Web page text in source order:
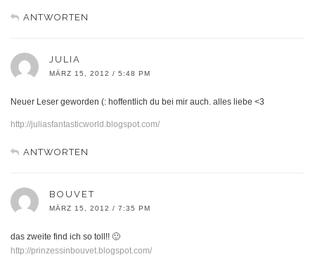
ANTWORTEN
JULIA
MÄRZ 15, 2012 / 5:48 PM
Neuer Leser geworden (: hoffentlich du bei mir auch. alles liebe <3
http://juliasfantasticworld.blogspot.com/
ANTWORTEN
BOUVET
MÄRZ 15, 2012 / 7:35 PM
das zweite find ich so toll!! 🙂
http://prinzessinbouvet.blogspot.com/